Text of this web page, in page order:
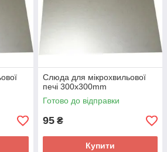
Слюда для мікрохвильової
печі 300х300mm
Готово до відправки
95 ₴
Купити